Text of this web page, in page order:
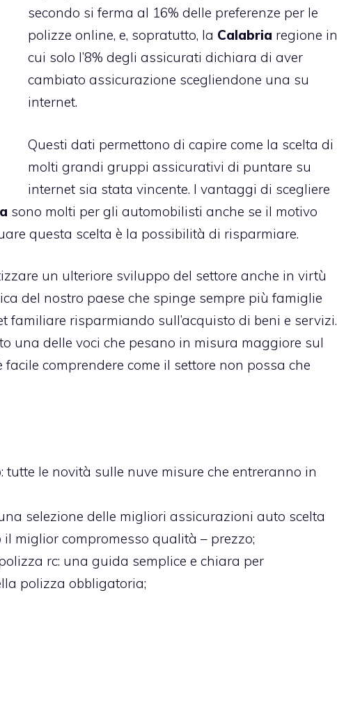
secondo si ferma al 16% delle preferenze per le
polizze online, e, sopratutto, la Calabria regione in
cui solo l’8% degli assicurati dichiara di aver
cambiato assicurazione scegliendone una su
internet.
Questi dati permettono di capire come la scelta di
molti grandi gruppi assicurativi di puntare su
internet sia stata vincente. I vantaggi di scegliere
sono molti per gli automobilisti anche se il motivo
questa scelta è la possibilità di risparmiare.
un ulteriore sviluppo del settore anche in virtù
del nostro paese che spinge sempre più famiglie
familiare risparmiando sull’acquisto di beni e servizi.
una delle voci che pesano in misura maggiore sul
comprendere come il settore non possa che
: tutte le novità sulle nuve misure che entreranno in
selezione delle migliori assicurazioni auto scelta
miglior compromesso qualità – prezzo;
rc: una guida semplice e chiara per
polizza obbligatoria;